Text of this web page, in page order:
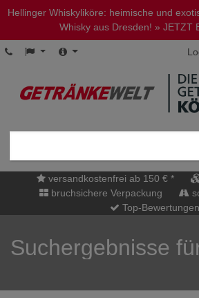
Hellinger Whiskyliköre: heimische und
Whisky aus Dresden! » JETZT
versandkostenfrei ab 150 € *
bruchsichere Verpackung
Top-Bewertungen
Suchergebnisse